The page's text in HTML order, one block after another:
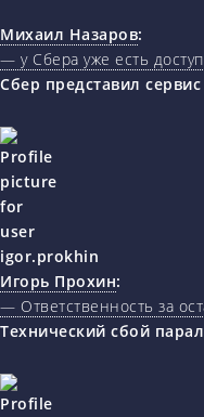
Михаил Назаров:
— у Сбера уже есть
Сбер представил
Игорь Прохин:
— Ответственность за
Технический сбой